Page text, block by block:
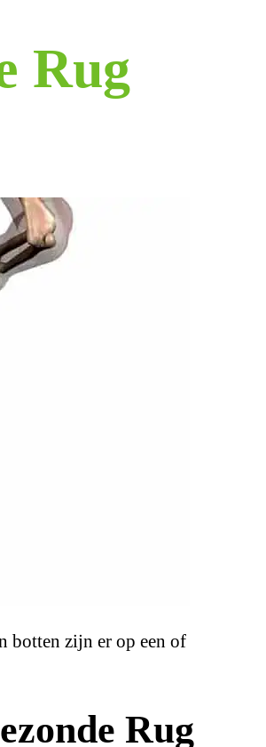
Rug
botten zijn er op een of
Rug